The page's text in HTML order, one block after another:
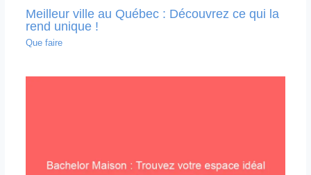
Meilleur ville au Québec : Découvrez ce qui la
rend unique !
Que faire